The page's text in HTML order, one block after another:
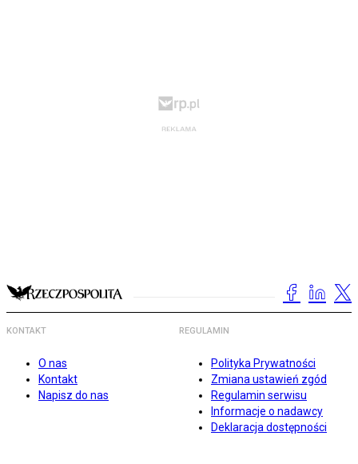
KONTAKT
O nas
Kontakt
Napisz do nas
REGULAMIN
Polityka Prywatności
Zmiana ustawień zgód
Regulamin serwisu
Informacje o nadawcy
Deklaracja dostępności